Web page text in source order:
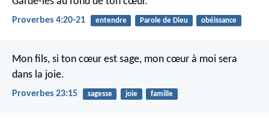
Proverbes 4:20-21 entendre Parole de Dieu obéissance
Mon fils, si ton cœur est sage, mon cœur à moi sera
dans la joie.
Proverbes 23:15 sagesse joie famille